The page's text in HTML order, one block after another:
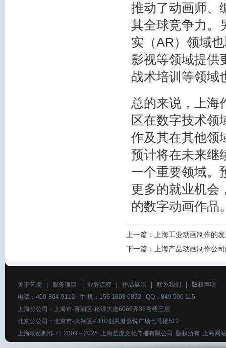
推动了动画师、
其全球竞争力。
实（AR）领域
影视等领域提供
战术培训等领域
总的来说，上海
区在数字技术领
作及其在其他领
预计将在未来继
一个重要领域。
更多的就业机会
的数字动画作品
上一篇：
上海工业动画制作的
下一篇：
上海产品动画制作公
关于艺虎 服务项目 业务流程 作品展示 联系我们
版权声明
电话：400-804-9112 手 机：156 1808 6852 QQ：849 500 115
上海分公司：上海市-青浦区-崧泽大道6066弄36号楼三层
北京分公司：北京市-大兴区-CDD创意港嘉悦广场七号楼512
上海动画制作 © 2009～2025 上海艺虎文化传播有限公司 版权所有 上海网